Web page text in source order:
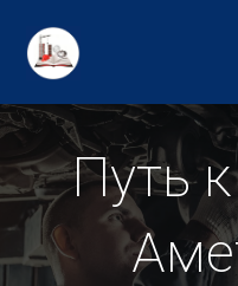
Путь